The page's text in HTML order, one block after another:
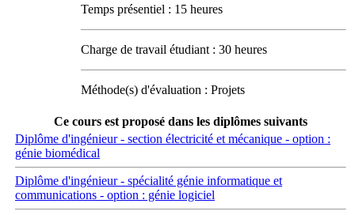
Temps présentiel : 15 heures
Charge de travail étudiant : 30 heures
Méthode(s) d'évaluation : Projets
Ce cours est proposé dans les diplômes suivants
Diplôme d'ingénieur - section électricité et mécanique - option :
génie biomédical
Diplôme d'ingénieur - spécialité génie informatique et
communications - option : génie logiciel